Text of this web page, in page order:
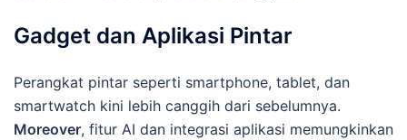
Gadget dan Aplikasi Pintar
Perangkat pintar seperti smartphone, tablet, dan
smartwatch kini lebih canggih dari sebelumnya.
Moreover, fitur AI dan integrasi aplikasi memungkinkan